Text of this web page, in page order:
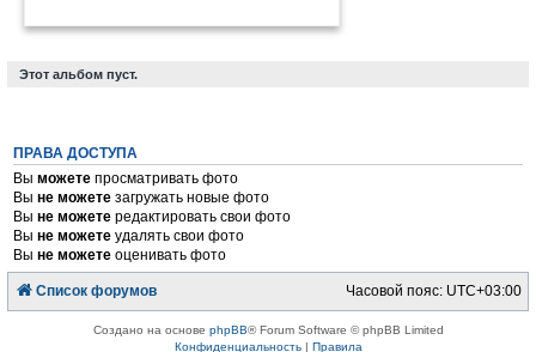
Этот альбом пуст.
ПРАВА ДОСТУПА
Выможете просматривать фото
Выне можете загружать новые фото
Выне можете редактировать свои фото
Выне можете удалять свои фото
Выне можете оценивать фото
Список форумов Часовой пояс: UTC+03:00
Создано на основе phpBB® Forum Software © phpBB Limited
Конфиденциальность| Правила